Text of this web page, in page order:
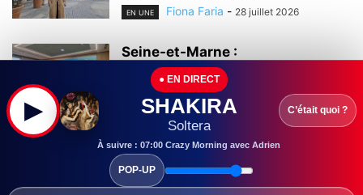
EN UNE Fiona Faria - 28 juillet 2026
Seine-et-Marne :
L’universitarisation du Grand
Hôpital de l’Est Francilien (GHEF)
Fiona Faria 28 juillet 2026
Marne et Gondoire : Toujours en
fonctionnement, le Moulin
▶
● EN DIRECT
SHAKIRA
Soltera
À suivre : 07:00 Crazy Morning avec Adrien
C’était quoi ?
POP-UP